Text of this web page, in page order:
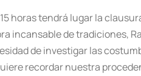
horas tendrá lugar la
incansable de tradiciones,
de investigar las
recordar nuestra